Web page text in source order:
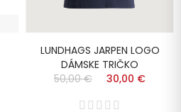
LUNDHAGS JARPEN LOGO
DÁMSKE TRIČKO
50,00 €
30,00 €